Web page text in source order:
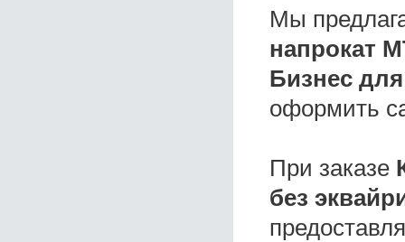
Мы
напрокат
Бизнес
оформить
При заказе
без